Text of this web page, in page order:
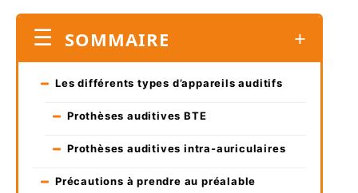
SOMMAIRE
Les différents types d’appareils auditifs
Prothèses auditives BTE
Prothèses auditives intra-auriculaires
Précautions à prendre au préalable